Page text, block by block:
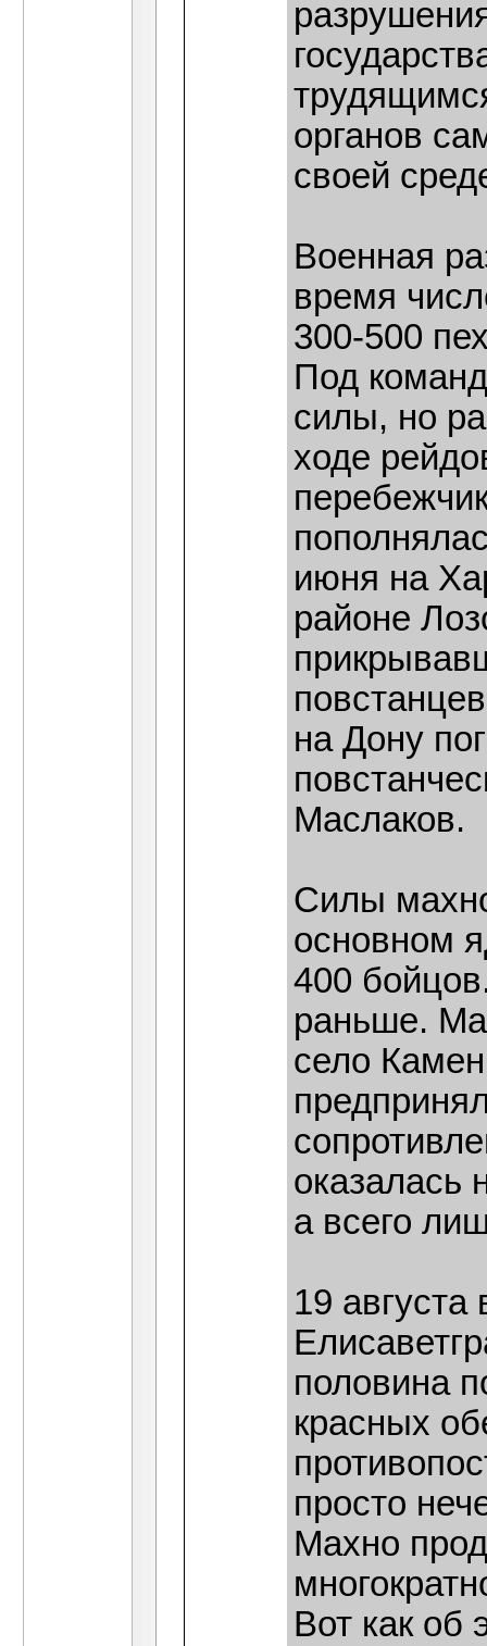
органов
своей
Военная
время
300-500
Под
силы, но
ходе
июня на
районе
на Дону
Маслаков.
Силы
основном
400
раньше.
село
оказалась
а всего
19
половина
красных
просто
Махно
Вот как об